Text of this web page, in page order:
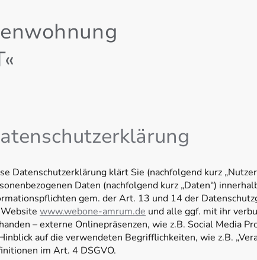
Datenschutzerklärung klärt Sie (nachfolgend kurz
Daten (nachfolgend kurz „Daten“)
gem. der Art. 13 und 14 der
www.webone-amrum.de und alle ggf. mit ihr
– externe Onlinepräsenzen, wie z.B. Social Media
auf die verwendeten Begrifflichkeiten, wie z.B.
im Art. 4 DSGVO.